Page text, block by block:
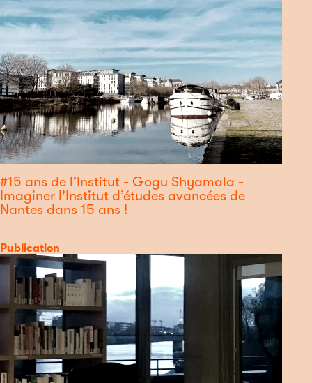
#15 ans de l'Institut - Gogu Shyamala -
Imaginer l'Institut d’études avancées de
Nantes dans 15 ans !
Catégorie
Publication